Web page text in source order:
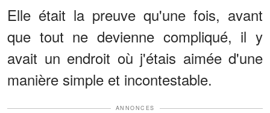
Elle était la preuve qu'une fois, avant
que tout ne devienne compliqué, il y
avait un endroit où j'étais aimée d'une
manière simple et incontestable.
ANNONCES